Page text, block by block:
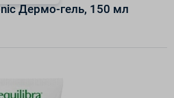
Дермо-гель, 150 мл